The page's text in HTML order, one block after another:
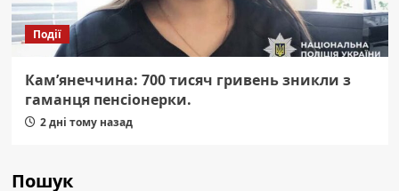
Події
Кам’янеччина: 700 тисяч гривень зникли з
гаманця пенсіонерки.
2 дні тому назад
Пошук